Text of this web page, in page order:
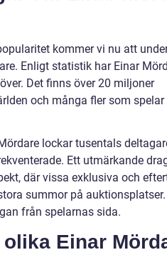
kommer vi nu att
Enligt statistik har Einar
Det finns över 20 miljoner
och många fler som spelar
lockar tusentals
Ett utmärkande
där vissa exklusiva och
summor på
från spelarnas sida.
Einar